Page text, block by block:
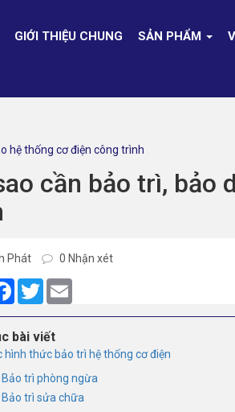
GIỚI THIỆU CHUNG SẢN PHẨM
hệ thống cơ điện công trình
cần bảo trì, bảo
Phát 0 Nhận xét
Facebook
TwitterEmail
bài viết
hình thức bảo trì hệ thống cơ điện
Bảo trì phòng ngừa
Bảo trì sửa chữa